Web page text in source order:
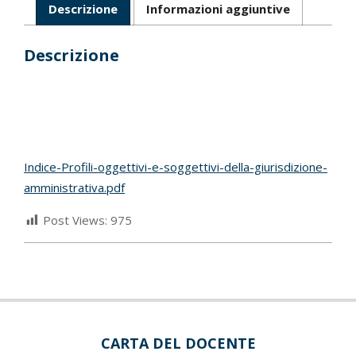
Descrizione Informazioni aggiuntive
Descrizione
Indice-Profili-oggettivi-e-soggettivi-della-giurisdizione-
amministrativa.pdf
Post Views: 975
CARTA DEL DOCENTE